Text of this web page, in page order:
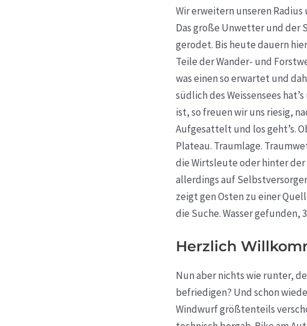
Wir erweitern unseren Radius
Das große Unwetter und der
gerodet. Bis heute dauern
Teile der Wander- und
was einen so erwartet und
südlich des Weissensees
ist, so freuen wir uns riesig,
Aufgesattelt und los geht’s.
Plateau. Traumlage.
die Wirtsleute oder hinter
allerdings auf
zeigt gen Osten zu einer
die Suche. Wasser gefunden,
Herzlich
Nun aber nichts wie runter,
befriedigen? Und schon
Windwurf größtenteils